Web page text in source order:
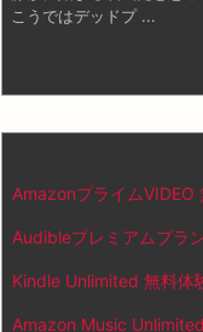
こうではデッドプ ...
AmazonプライムVIDEO
Audibleプレミアムプラ
Kindle Unlimited 無料体
Amazon Music